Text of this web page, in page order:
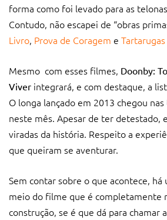
forma como foi levado para as
Contudo, não escapei de “obras
Livro, Prova de Coragem e
Mesmo com esses filmes, Doonby:
Viver integrará, e com destaque, a
O longa lançado em 2013 chegou
neste mês. Apesar de ter detestado,
viradas da história. Respeito a
que queiram se aventurar.
Sem contar sobre o que acontece, há
meio do filme que é completamente
construção, se é que dá para chamar